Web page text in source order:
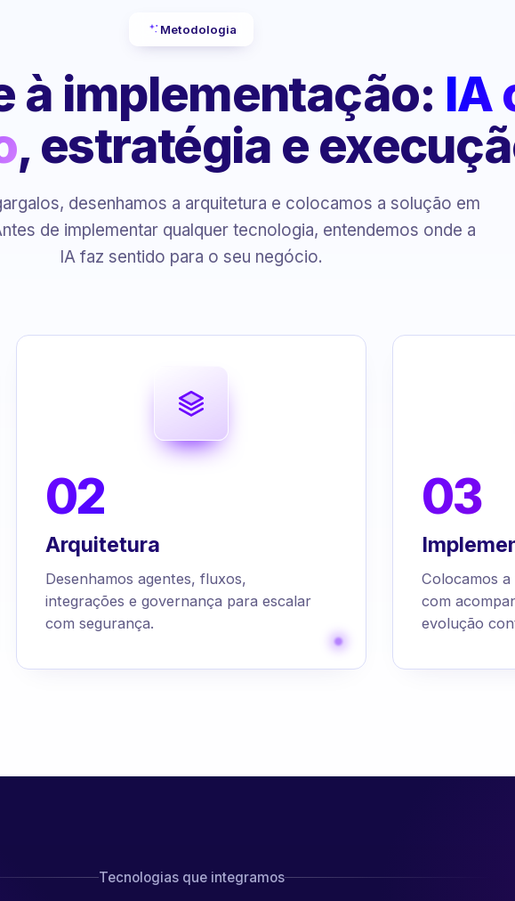
Metodologia
à implementação: IA
, estratégia e
desenhamos a arquitetura e colocamos a solução em
de implementar qualquer tecnologia, entendemos onde a
IA faz sentido para o seu negócio.
02
Arquitetura
Desenhamos agentes, fluxos,
integrações e governança para escalar
com segurança.
03
Colocamos
com
evolução
Tecnologias que integramos